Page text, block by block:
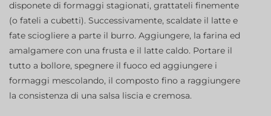
disponete di formaggi stagionati, grattateli finemente
(o fateli a cubetti). Successivamente, scaldate il latte e
fate sciogliere a parte il burro. Aggiungere, la farina ed
amalgamere con una frusta e il latte caldo. Portare il
tutto a bollore, spegnere il fuoco ed aggiungere i
formaggi mescolando, il composto fino a raggiungere
la consistenza di una salsa liscia e cremosa.